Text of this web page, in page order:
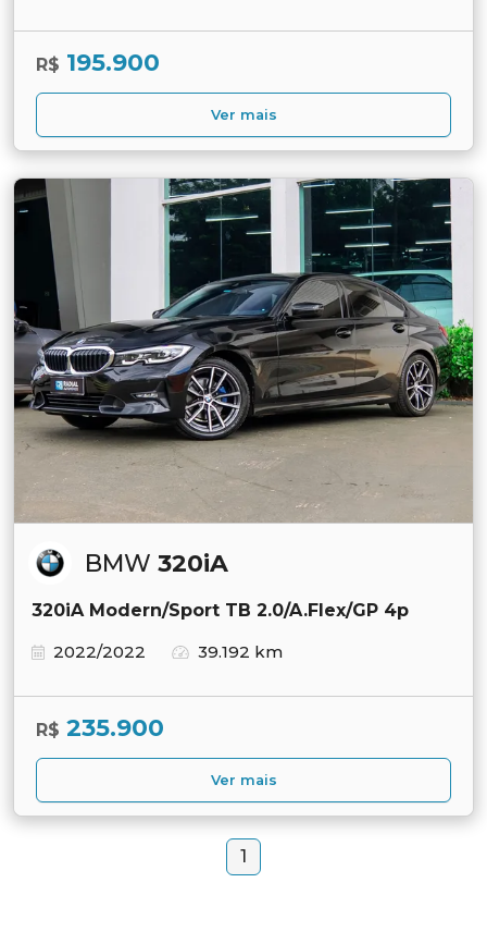
R$ 195.900
Ver mais
BMW 320iA
320iA Modern/Sport TB 2.0/A.Flex/GP 4p
2022/2022
39.192 km
R$ 235.900
Ver mais
1